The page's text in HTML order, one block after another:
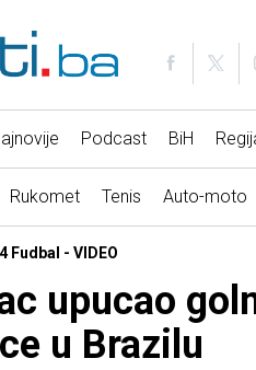
Podcast BiH
Rukomet Tenis Auto-moto
Fudbal - VIDEO
upucao
u Brazilu